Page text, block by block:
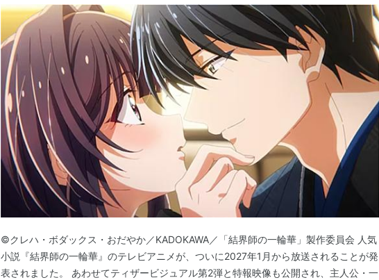
©クレハ・ボダックス・おだやか／KADOKAWA／「結界師の一輪華」製作委員会 人気
小説『結界師の一輪華』のテレビアニメが、ついに2027年1月から放送されることが発
表されました。 あわせてティザービジュアル第2弾と特報映像も公開され、主人公・一